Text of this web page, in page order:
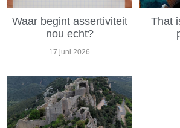
Waar begint assertiviteit
nou echt?
17 juni 2026
That